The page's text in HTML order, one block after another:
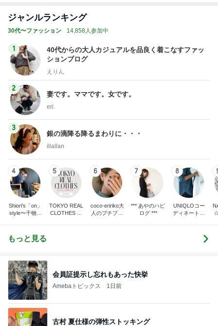
ジャンルランキング
30代〜ファッション 14,858人参加中
1
40代からの大人カジュアルを品良く着こなすファッ
ションブログ
えりん
2
妻です。ママです。女です。
eri.
3
銀の滴降る降るまわりに・・・
illallan
4
Shiori's「on」
style〜干物女
5
TOKYO REAL
CLOTHES 大
6
coco-eririko大
人のプチプラ
7
*** あやのハピ
ログ ***
8
UNIQLOコー
ディネート日
もっと見る
会員証提示し忘れもあった快挙
Amebaトピックス 1日前
古村 夏仕様の弾性ストッキング